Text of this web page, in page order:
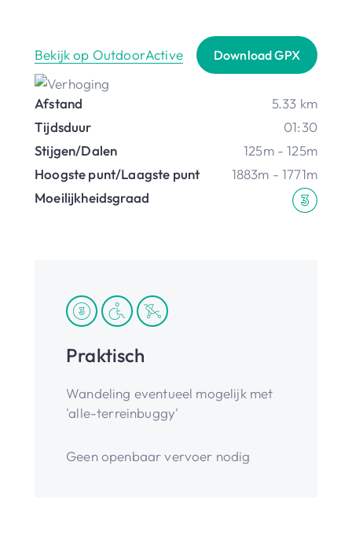
Bekijk op OutdoorActive Download GPX
Afstand
5.33 km
Tijdsduur
01:30
Stijgen/Dalen
125m - 125m
Hoogste punt/Laagste punt
1883m - 1771m
Moeilijkheidsgraad
Praktisch
Wandeling eventueel mogelijk met
'alle-terreinbuggy'
Geen openbaar vervoer nodig